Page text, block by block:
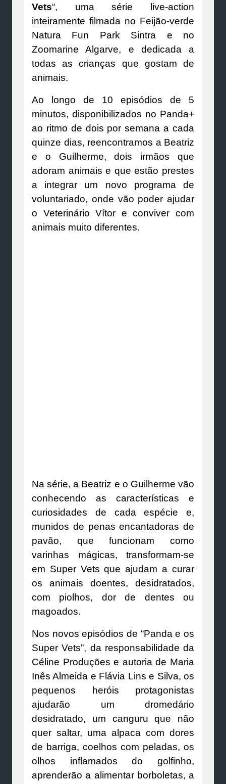
Vets“, uma série live-action
inteiramente filmada no Feijão-verde
Natura Fun Park Sintra e no
Zoomarine Algarve, e dedicada a
todas as crianças que gostam de
animais.
Ao longo de 10 episódios de 5
minutos, disponibilizados no Panda+
ao ritmo de dois por semana a cada
quinze dias, reencontramos a Beatriz
e o Guilherme, dois irmãos que
adoram animais e que estão prestes
a integrar um novo programa de
voluntariado, onde vão poder ajudar
o Veterinário Vítor e conviver com
animais muito diferentes.
Na série, a Beatriz e o Guilherme vão
conhecendo as características e
curiosidades de cada espécie e,
munidos de penas encantadoras de
pavão, que funcionam como
varinhas mágicas, transformam-se
em Super Vets que ajudam a curar
os animais doentes, desidratados,
com piolhos, dor de dentes ou
magoados.
Nos novos episódios de “Panda e os
Super Vets”, da responsabilidade da
Céline Produções e autoria de Maria
Inês Almeida e Flávia Lins e Silva, os
pequenos heróis protagonistas
ajudarão um dromedário
desidratado, um canguru que não
quer saltar, uma alpaca com dores
de barriga, coelhos com peladas, os
olhos inflamados do golfinho,
aprenderão a alimentar borboletas, a